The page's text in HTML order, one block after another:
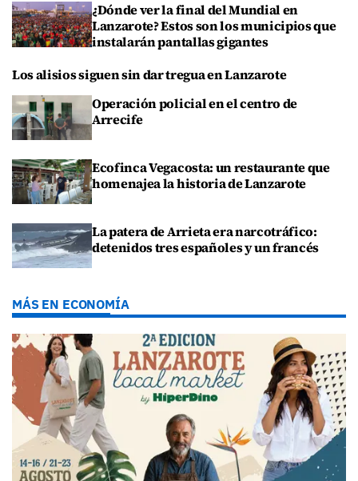
¿Dónde ver la final del Mundial en
Lanzarote? Estos son los municipios que
instalarán pantallas gigantes
Los alisios siguen sin dar tregua en Lanzarote
Operación policial en el centro de
Arrecife
Ecofinca Vegacosta: un restaurante que
homenajea la historia de Lanzarote
La patera de Arrieta era narcotráfico:
detenidos tres españoles y un francés
MÁS EN ECONOMÍA